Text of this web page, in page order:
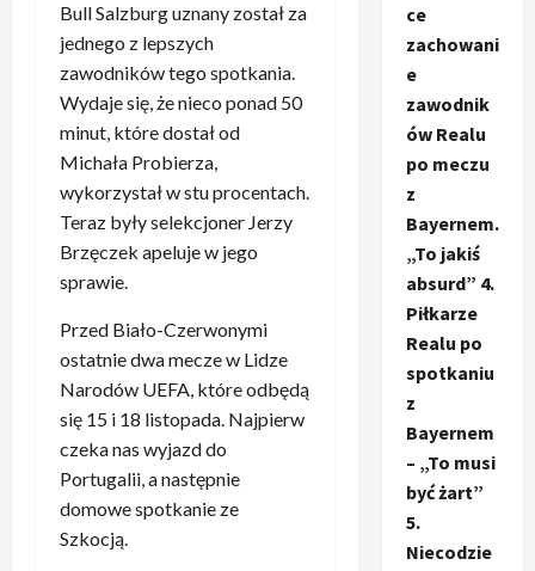
Bull Salzburg uznany został za
jednego z lepszych
zawodników tego spotkania.
Wydaje się, że nieco ponad 50
minut, które dostał od
Michała Probierza,
wykorzystał w stu procentach.
Teraz były selekcjoner Jerzy
Brzęczek apeluje w jego
sprawie.
Przed Biało-Czerwonymi
ostatnie dwa mecze w Lidze
Narodów UEFA, które odbędą
się 15 i 18 listopada. Najpierw
czeka nas wyjazd do
Portugalii, a następnie
domowe spotkanie ze
Szkocją.
ce
zachowani
e
zawodnik
ów Realu
po meczu
z
Bayernem.
„To jakiś
absurd” 4.
Piłkarze
Realu po
spotkaniu
z
Bayernem
– „To musi
być żart”
5.
Niecodzie